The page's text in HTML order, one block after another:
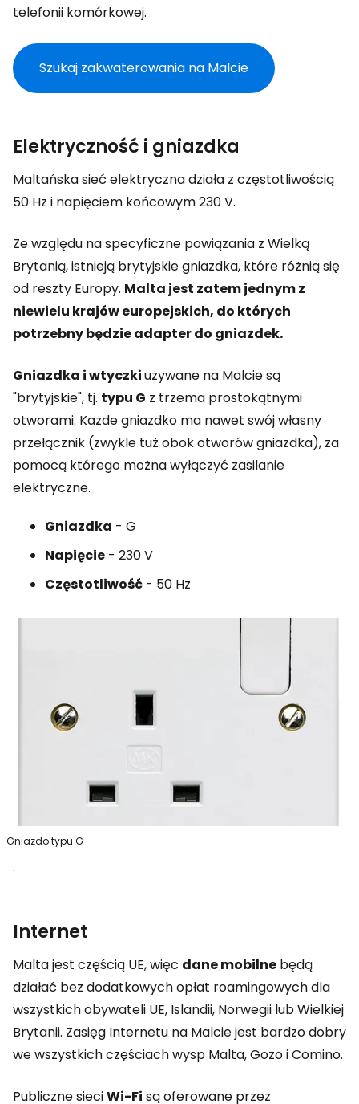
telefonii komórkowej.
Szukaj zakwaterowania na Malcie
Elektryczność i gniazdka
Maltańska sieć elektryczna działa z częstotliwością
50 Hz i napięciem końcowym 230 V.
Ze względu na specyficzne powiązania z Wielką
Brytanią, istnieją brytyjskie gniazdka, które różnią się
od reszty Europy. Malta jest zatem jednym z
niewielu krajów europejskich, do których
potrzebny będzie adapter do gniazdek.
Gniazdka i wtyczkiużywane na Malcie są
"brytyjskie", tj. typu G z trzema prostokątnymi
otworami. Każde gniazdko ma nawet swój własny
przełącznik (zwykle tuż obok otworów gniazdka), za
pomocą którego można wyłączyć zasilanie
elektryczne.
Gniazdka - G
Napięcie - 230 V
Częstotliwość - 50 Hz
Gniazdo typu G
.
Internet
Malta jest częścią UE, więc dane mobilne będą
działać bez dodatkowych opłat roamingowych dla
wszystkich obywateli UE, Islandii, Norwegii lub Wielkiej
Brytanii. Zasięg Internetu na Malcie jest bardzo dobry
we wszystkich częściach wysp Malta, Gozo i Comino.
Publiczne sieciWi-Fi są oferowane przez